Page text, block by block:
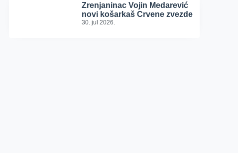
Zrenjaninac Vojin Medarević
novi košarkaš Crvene zvezde
30. jul 2026.